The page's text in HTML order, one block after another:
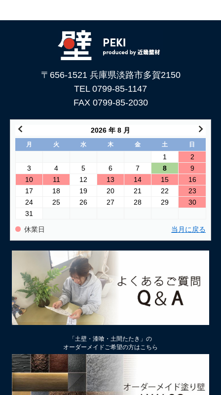
〒656-1521 兵庫県淡路市多賀2150
TEL 0799-85-1147
FAX 0799-85-2030
2026 年 8 月
月 火 水 木 金 土 日
1
2
3
4 5 6 7 8
9
10
11 12 13 14 15
16
17
18 19 20 21 22
23
24
25 26 27 28 29
30
31
休業日 当月に戻る
「土壁・漆喰・土間たたき」の
オーダーメイドご希望の方はこちら